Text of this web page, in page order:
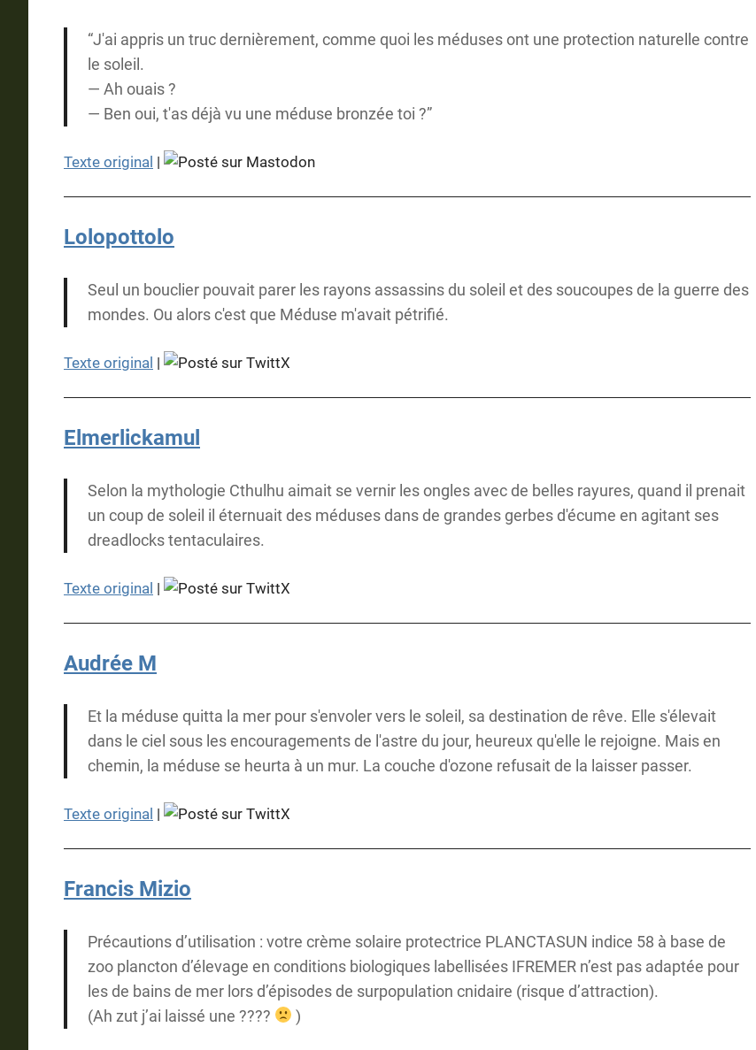
“J'ai appris un truc dernièrement, comme quoi les méduses ont une protection naturelle contre
le soleil.
— Ah ouais ?
— Ben oui, t'as déjà vu une méduse bronzée toi ?”
Texte original |
Lolopottolo
Seul un bouclier pouvait parer les rayons assassins du soleil et des soucoupes de la guerre des
mondes. Ou alors c'est que Méduse m'avait pétrifié.
Texte original |
Elmerlickamul
Selon la mythologie Cthulhu aimait se vernir les ongles avec de belles rayures, quand il prenait
un coup de soleil il éternuait des méduses dans de grandes gerbes d'écume en agitant ses
dreadlocks tentaculaires.
Texte original |
Audrée M
Et la méduse quitta la mer pour s'envoler vers le soleil, sa destination de rêve. Elle s'élevait
dans le ciel sous les encouragements de l'astre du jour, heureux qu'elle le rejoigne. Mais en
chemin, la méduse se heurta à un mur. La couche d'ozone refusait de la laisser passer.
Texte original |
Francis Mizio
Précautions d’utilisation : votre crème solaire protectrice PLANCTASUN indice 58 à base de
zoo plancton d’élevage en conditions biologiques labellisées IFREMER n’est pas adaptée pour
les de bains de mer lors d’épisodes de surpopulation cnidaire (risque d’attraction).
(Ah zut j’ai laissé une ????
)